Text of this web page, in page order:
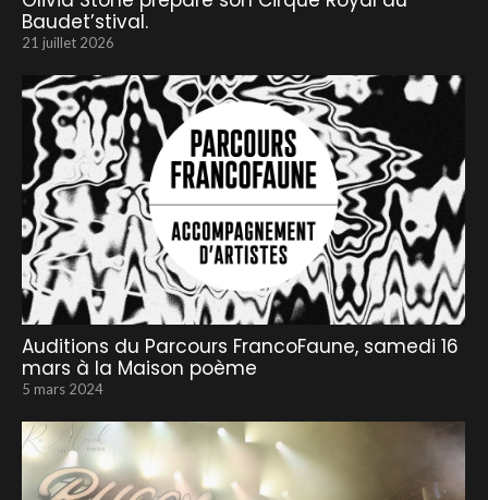
Baudet’stival.
21 juillet 2026
Auditions du Parcours FrancoFaune, samedi 16
mars à la Maison poème
5 mars 2024